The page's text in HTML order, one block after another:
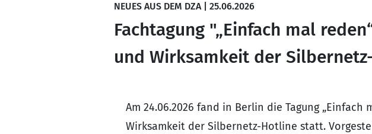
NEUES AUS DEM DZA| 25.06.2026
Fachtagung "„Einfach mal
und Wirksamkeit der
Am 24.06.2026 fand in Berlin die Tagung
Wirksamkeit der Silbernetz-Hotline statt.